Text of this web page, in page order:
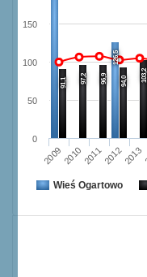
126,5
91,1 97,2 96,9 94,0 103,2
20092010201120122013
0
50
100
150
Wieś Ogartowo